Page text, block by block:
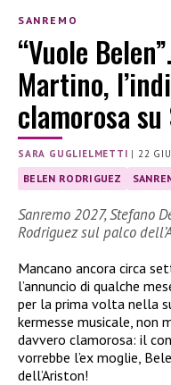
SANREMO
“Vuole
Martino,
clamorosa
SARA GUGLIELMETTI |22
BELEN RODRIGUEZ
Sanremo 2027, Stefano
Rodriguez sul palco
Mancano ancora circa
l’annuncio di qualche
per la prima volta nella
kermesse musicale, non
davvero clamorosa: il
vorrebbe l’ex moglie,
dell’Ariston!